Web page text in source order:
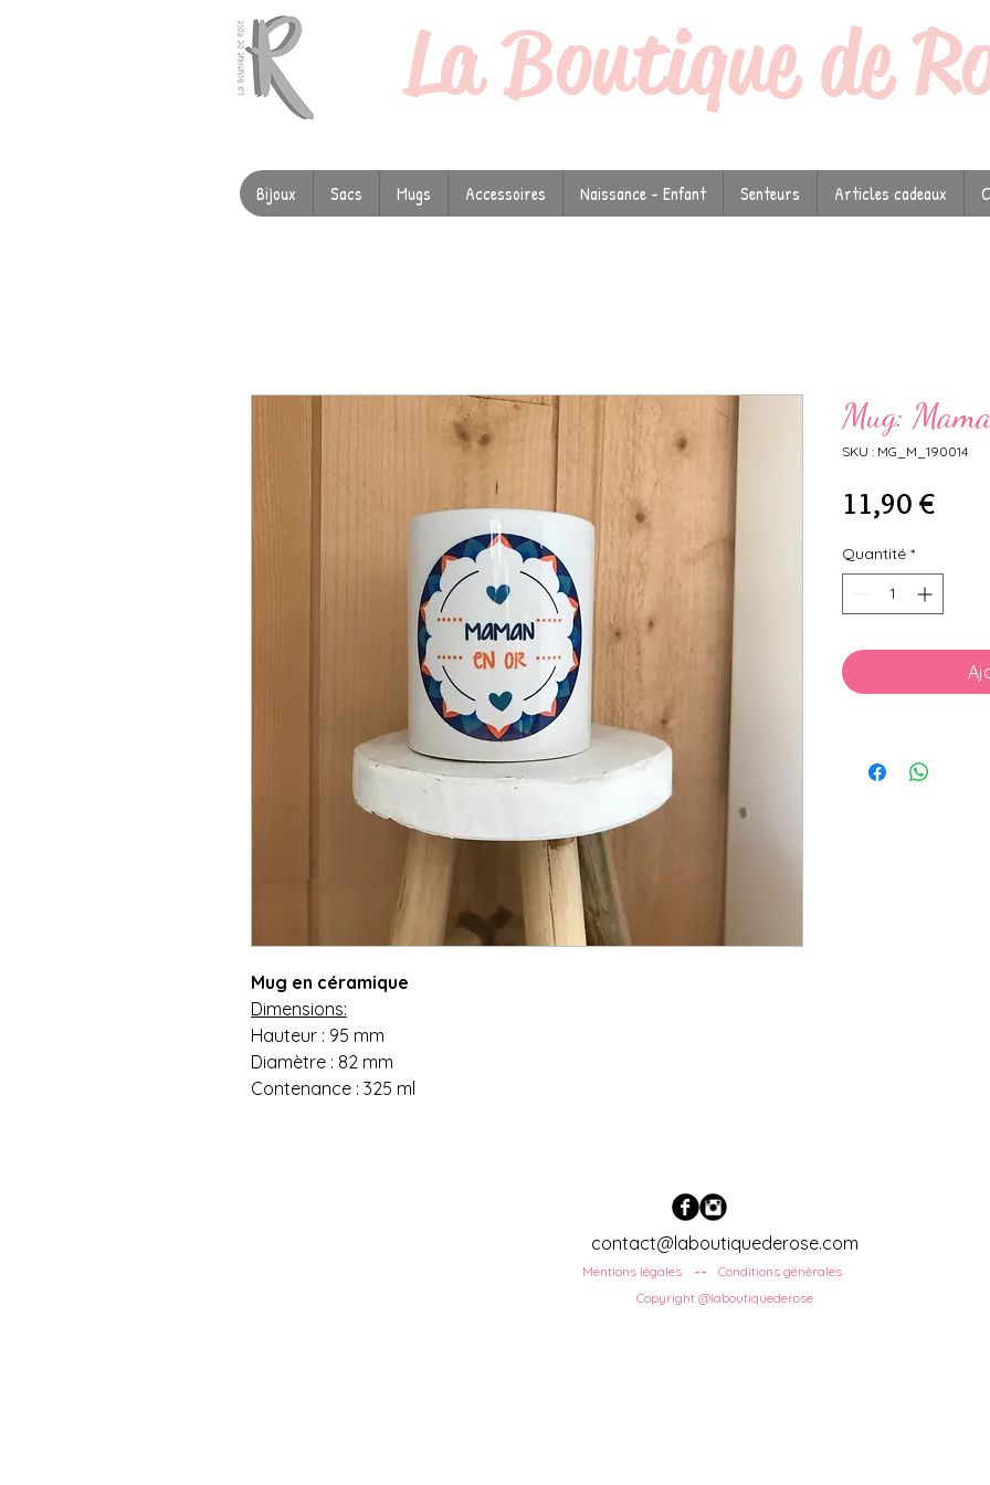
LaBoutique de
Bijoux Sacs Mugs Accessoires Naissance - Enfant Senteurs Articles cadeaux
Mug en céramique
Dimensions:
Hauteur : 95 mm
Diamètre : 82 mm
Contenance : 325 ml
Mug:
SKU : MG_M_190014
11,90 €Prix
Quantité *
contact@laboutiquederose.com
Mentions légales Conditions générales
--
Copyright @laboutiquederose